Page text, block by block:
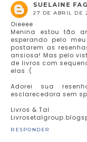
SUELAINE
27 DE ABRIL DE
Oieeee
Menina estou tão
esperando pelo
postarem as
ansiosa! Mas pelo
de livros com
elas :(
Adorei sua
esclarecedora sem
Livros & Tal
RESPONDER